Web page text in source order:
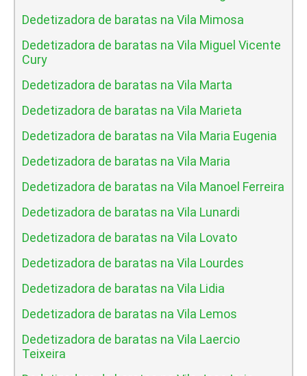
Dedetizadora de baratas na Vila Mimosa
Dedetizadora de baratas na Vila Miguel Vicente
Cury
Dedetizadora de baratas na Vila Marta
Dedetizadora de baratas na Vila Marieta
Dedetizadora de baratas na Vila Maria Eugenia
Dedetizadora de baratas na Vila Maria
Dedetizadora de baratas na Vila Manoel Ferreira
Dedetizadora de baratas na Vila Lunardi
Dedetizadora de baratas na Vila Lovato
Dedetizadora de baratas na Vila Lourdes
Dedetizadora de baratas na Vila Lidia
Dedetizadora de baratas na Vila Lemos
Dedetizadora de baratas na Vila Laercio
Teixeira